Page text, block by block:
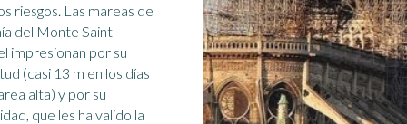
riesgos. Las mareas de
del Monte Saint-
impresionan por su
(casi 13 m en los días
alta) y por su
que les ha valido la